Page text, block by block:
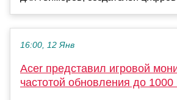
16:00, 12 Янв
Acer представил игровой
частотой обновления до 1000